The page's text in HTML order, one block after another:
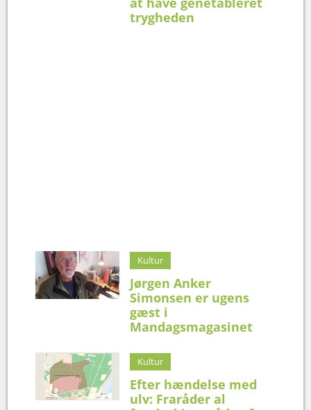
trygheden
Kultur
Jørgen Anker
Simonsen er ugens
gæst i
Mandagsmagasinet
Kultur
Efter hændelse med
ulv: Fraråder al